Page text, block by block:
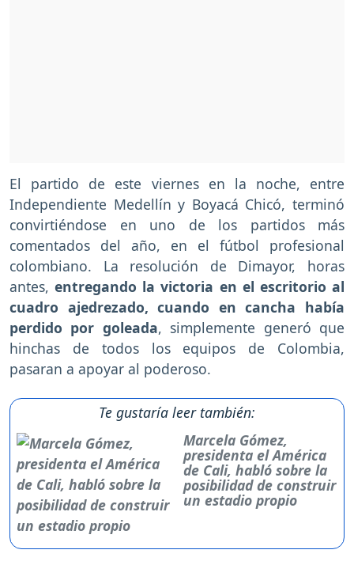
El partido de este viernes en la noche, entre
Independiente Medellín y Boyacá Chicó, terminó
convirtiéndose en uno de los partidos más
comentados del año, en el fútbol profesional
colombiano. La resolución de Dimayor, horas
antes,entregando la victoria en el escritorio al
cuadro ajedrezado, cuando en cancha había
perdido por goleada, simplemente generó que
hinchas de todos los equipos de Colombia,
pasaran a apoyar al poderoso.
Te gustaría leer también:
Marcela Gómez,
presidenta el América
de Cali, habló sobre la
posibilidad de construir
un estadio propio